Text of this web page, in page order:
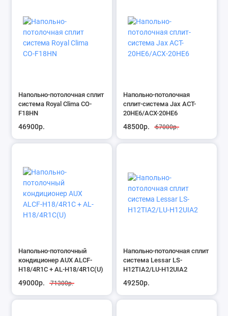
Напольно-потолочная сплит
система Royal Clima CO-
F18HN
46900р.
Напольно-потолочная
сплит-система Jax ACT-
20HE6/ACX-20НE6
48500р. 67000р.
Напольно-потолочный
кондиционер AUX ALCF-
H18/4R1С + AL-H18/4R1С(U)
49000р. 71300р.
Напольно-потолочная сплит
система Lessar LS-
H12TIA2/LU-H12UIA2
49250р.